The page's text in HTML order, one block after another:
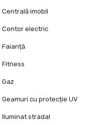
Centrală imobil
Contor electric
Faianță
Fitness
Gaz
Geamuri cu protecție UV
Iluminat stradal